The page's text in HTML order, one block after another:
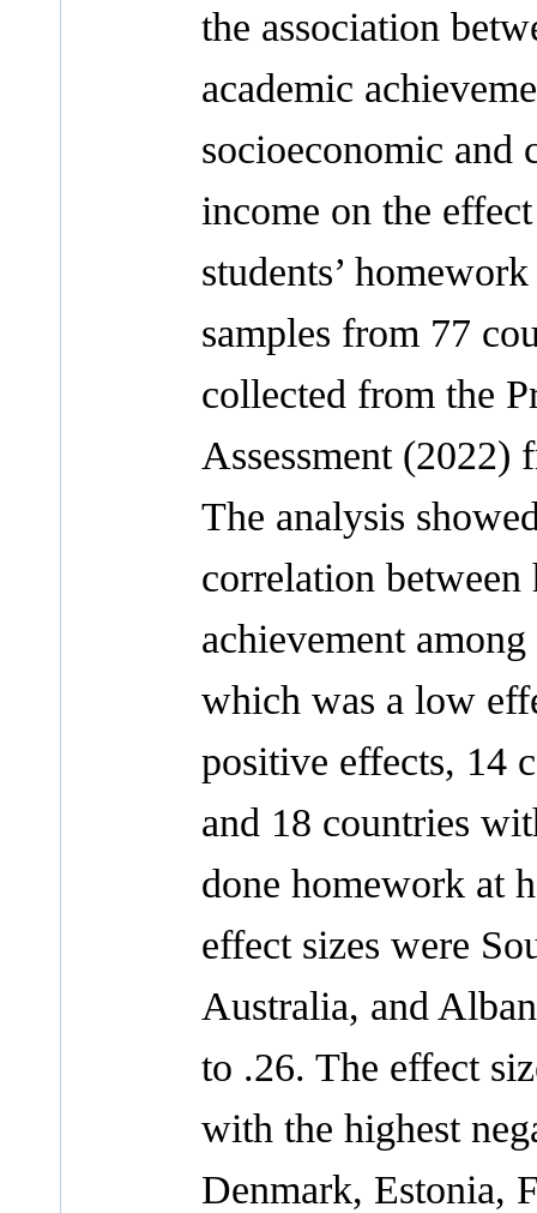
the association
academic
socioeconomic and
income on the
students’
samples from 77
collected from the
Assessment
The analysis
correlation
achievement
which was a low
positive effects, 14
and 18 countries
done homework at
effect sizes were
Australia, and
to .26. The effect
with the highest
Denmark, Estonia,